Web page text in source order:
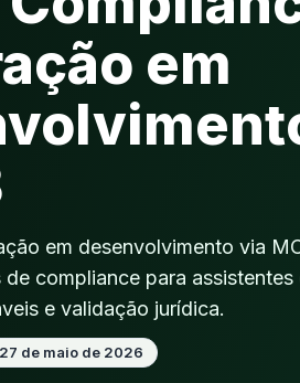
em
em desenvolvimento via
de compliance para
e validação jurídica.
27 de maio de 2026